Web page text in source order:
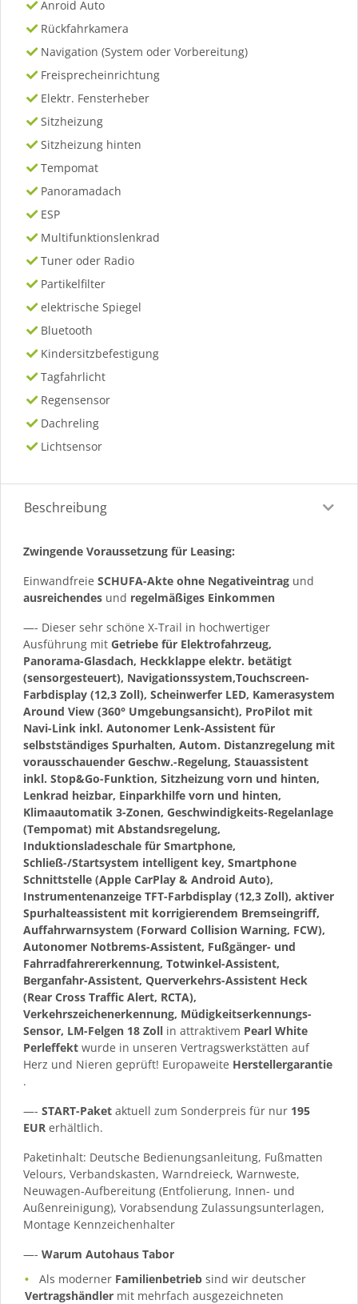
Anroid Auto
Rückfahrkamera
Navigation (System oder Vorbereitung)
Freisprecheinrichtung
Elektr. Fensterheber
Sitzheizung
Sitzheizung hinten
Tempomat
Panoramadach
ESP
Multifunktionslenkrad
Tuner oder Radio
Partikelfilter
elektrische Spiegel
Bluetooth
Kindersitzbefestigung
Tagfahrlicht
Regensensor
Dachreling
Lichtsensor
Beschreibung
Zwingende Voraussetzung für Leasing:
Einwandfreie SCHUFA-Akte ohne Negativeintrag und
ausreichendes und regelmäßiges Einkommen
—- Dieser sehr schöne X-Trail in hochwertiger
Ausführung mit Getriebe für Elektrofahrzeug,
Panorama-Glasdach, Heckklappe elektr. betätigt
(sensorgesteuert), Navigationssystem,Touchscreen-
Farbdisplay (12,3 Zoll), Scheinwerfer LED, Kamerasystem
Around View (360° Umgebungsansicht), ProPilot mit
Navi-Link inkl. Autonomer Lenk-Assistent für
selbstständiges Spurhalten, Autom. Distanzregelung mit
vorausschauender Geschw.-Regelung, Stauassistent
inkl. Stop&Go-Funktion, Sitzheizung vorn und hinten,
Lenkrad heizbar, Einparkhilfe vorn und hinten,
Klimaautomatik 3-Zonen, Geschwindigkeits-Regelanlage
(Tempomat) mit Abstandsregelung,
Induktionsladeschale für Smartphone,
Schließ-/Startsystem intelligent key, Smartphone
Schnittstelle (Apple CarPlay & Android Auto),
Instrumentenanzeige TFT-Farbdisplay (12,3 Zoll), aktiver
Spurhalteassistent mit korrigierendem Bremseingriff,
Auffahrwarnsystem (Forward Collision Warning, FCW),
Autonomer Notbrems-Assistent, Fußgänger- und
Fahrradfahrererkennung, Totwinkel-Assistent,
Berganfahr-Assistent, Querverkehrs-Assistent Heck
(Rear Cross Traffic Alert, RCTA),
Verkehrszeichenerkennung, Müdigkeitserkennungs-
Sensor, LM-Felgen 18 Zoll in attraktivem Pearl White
Perleffekt wurde in unseren Vertragswerkstätten auf
Herz und Nieren geprüft! Europaweite Herstellergarantie
.
—- START-Paket aktuell zum Sonderpreis für nur 195
EUR erhältlich.
Paketinhalt: Deutsche Bedienungsanleitung, Fußmatten
Velours, Verbandskasten, Warndreieck, Warnweste,
Neuwagen-Aufbereitung (Entfolierung, Innen- und
Außenreinigung), Vorabsendung Zulassungsunterlagen,
Montage Kennzeichenhalter
—- Warum Autohaus Tabor
Als moderner Familienbetrieb sind wir deutscher
Vertragshändler mit mehrfach ausgezeichneten